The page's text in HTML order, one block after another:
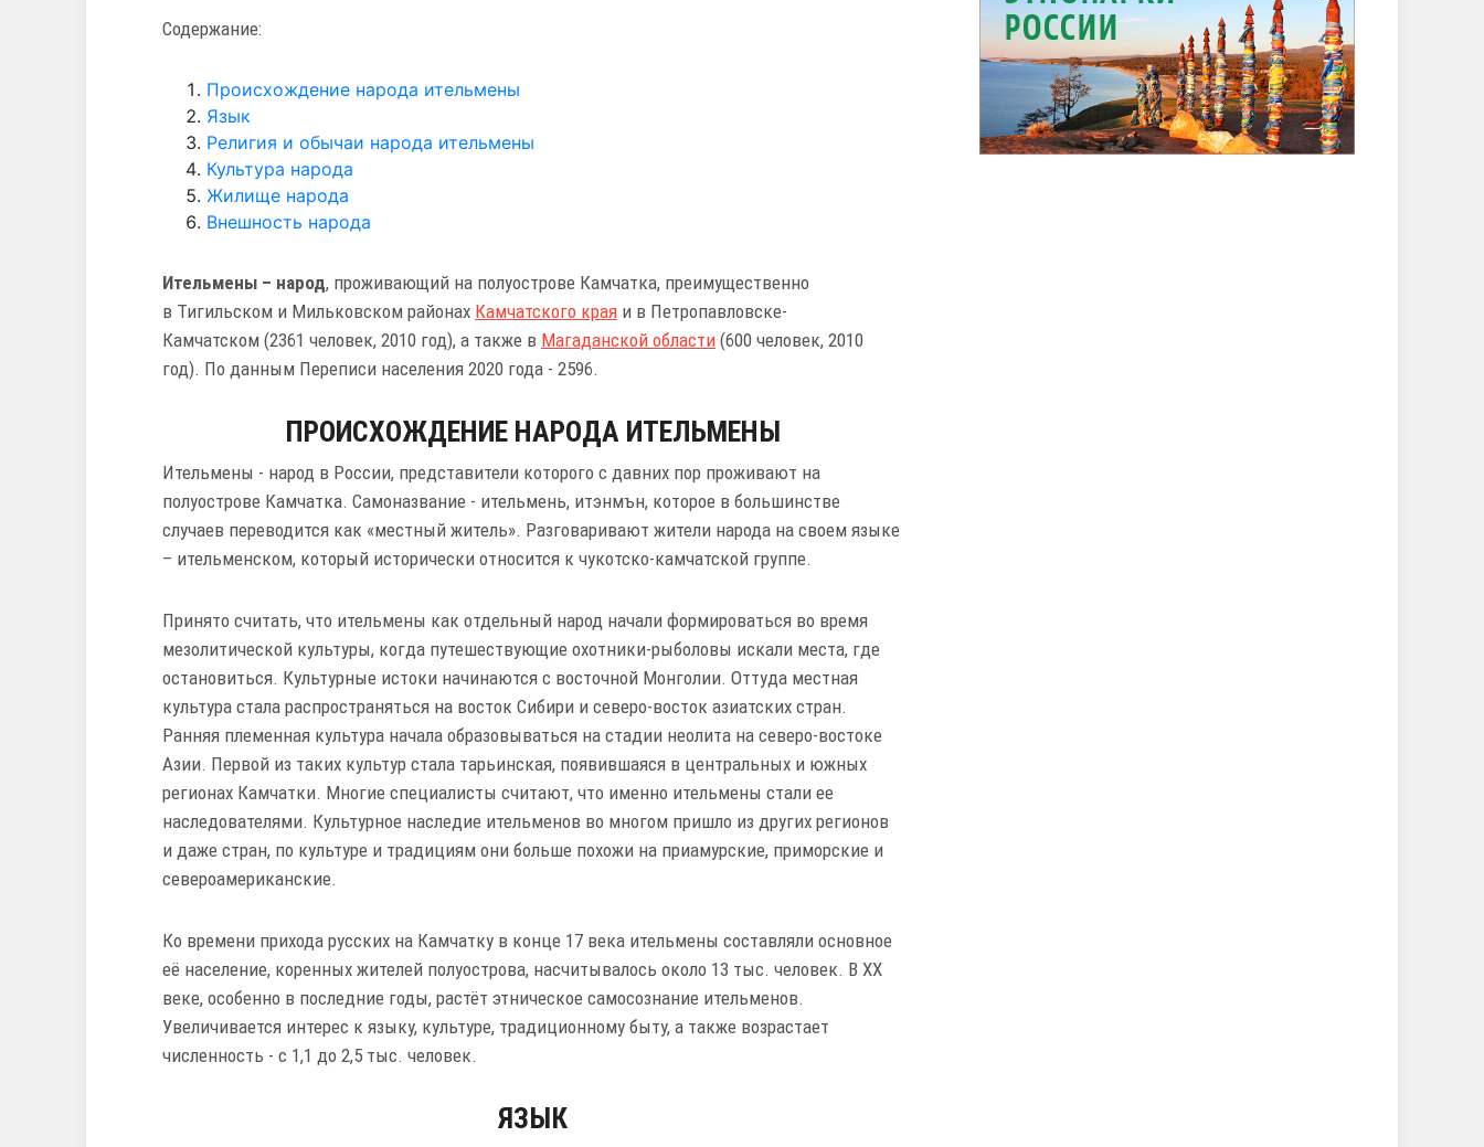
Содержание:
Происхождение народа ительмены
Язык
Религия и обычаи народа ительмены
Культура народа
Жилище народа
Внешность народа
Ительмены – народ, проживающий на полуострове Камчатка, преимущественно
в Тигильском и Мильковском районах Камчатского края и в Петропавловске-
Камчатском (2361 человек, 2010 год), а также в Магаданской области (600 человек, 2010
год). По данным Переписи населения 2020 года - 2596.
ПРОИСХОЖДЕНИЕ НАРОДА ИТЕЛЬМЕНЫ
Ительмены - народ в России, представители которого с давних пор проживают на
полуострове Камчатка. Самоназвание - ительмень, итэнмън, которое в большинстве
случаев переводится как «местный житель». Разговаривают жители народа на своем языке
– ительменском, который исторически относится к чукотско-камчатской группе.
Принято считать, что ительмены как отдельный народ начали формироваться во время
мезолитической культуры, когда путешествующие охотники-рыболовы искали места, где
остановиться. Культурные истоки начинаются с восточной Монголии. Оттуда местная
культура стала распространяться на восток Сибири и северо-восток азиатских стран.
Ранняя племенная культура начала образовываться на стадии неолита на северо-востоке
Азии. Первой из таких культур стала тарьинская, появившаяся в центральных и южных
регионах Камчатки. Многие специалисты считают, что именно ительмены стали ее
наследователями. Культурное наследие ительменов во многом пришло из других регионов
и даже стран, по культуре и традициям они больше похожи на приамурские, приморские и
североамериканские.
Ко времени прихода русских на Камчатку в конце 17 века ительмены составляли основное
её население, коренных жителей полуострова, насчитывалось около 13 тыс. человек. В XX
веке, особенно в последние годы, растёт этническое самосознание ительменов.
Увеличивается интерес к языку, культуре, традиционному быту, а также возрастает
численность - с 1,1 до 2,5 тыс. человек.
ЯЗЫК